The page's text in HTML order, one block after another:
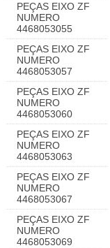
PEÇAS EIXO ZF
NUMERO
4468053055
PEÇAS EIXO ZF
NUMERO
4468053057
PEÇAS EIXO ZF
NUMERO
4468053060
PEÇAS EIXO ZF
NUMERO
4468053063
PEÇAS EIXO ZF
NUMERO
4468053067
PEÇAS EIXO ZF
NUMERO
4468053069